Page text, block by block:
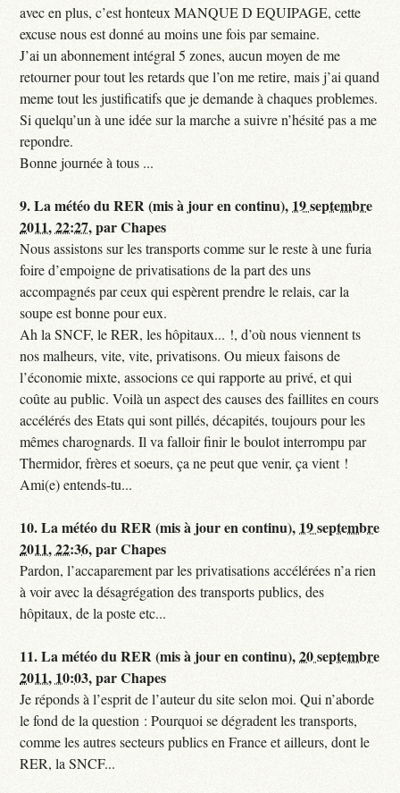
avec en plus, c’est honteux MANQUE D EQUIPAGE, cette
excuse nous est donné au moins une fois par semaine.
J’ai un abonnement intégral 5 zones, aucun moyen de me
retourner pour tout les retards que l’on me retire, mais j’ai quand
meme tout les justificatifs que je demande à chaques problemes.
Si quelqu’un à une idée sur la marche a suivre n’hésité pas a me
repondre.
Bonne journée à tous ...
9.La météo du RER (mis à jour en continu), 19 septembre
2011, 22:27,parChapes
Nous assistons sur les transports comme sur le reste à une furia
foire d’empoigne de privatisations de la part des uns
accompagnés par ceux qui espèrent prendre le relais, car la
soupe est bonne pour eux.
Ah la SNCF, le RER, les hôpitaux... !, d’où nous viennent ts
nos malheurs, vite, vite, privatisons. Ou mieux faisons de
l’économie mixte, associons ce qui rapporte au privé, et qui
coûte au public. Voilà un aspect des causes des faillites en cours
accélérés des Etats qui sont pillés, décapités, toujours pour les
mêmes charognards. Il va falloir finir le boulot interrompu par
Thermidor, frères et soeurs, ça ne peut que venir, ça vient !
Ami(e) entends-tu...
10.La météo du RER (mis à jour en continu), 19 septembre
2011, 22:36,parChapes
Pardon, l’accaparement par les privatisations accélérées n’a rien
à voir avec la désagrégation des transports publics, des
hôpitaux, de la poste etc...
11.La météo du RER (mis à jour en continu),20 septembre
2011, 10:03,parChapes
Je réponds à l’esprit de l’auteur du site selon moi. Qui n’aborde
le fond de la question : Pourquoi se dégradent les transports,
comme les autres secteurs publics en France et ailleurs, dont le
RER, la SNCF...